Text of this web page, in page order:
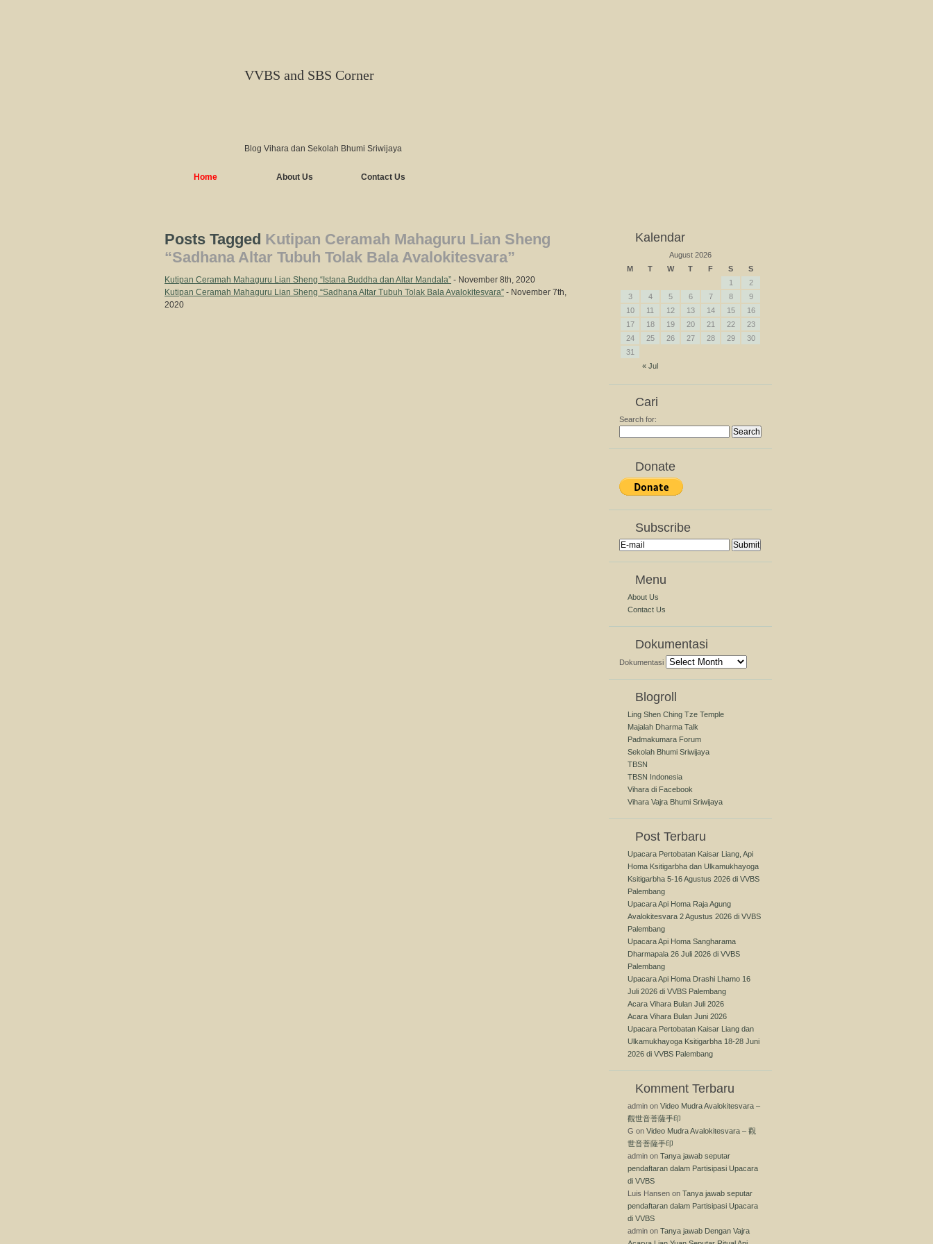
VVBS and SBS Corner
Blog Vihara dan Sekolah Bhumi Sriwijaya
Home About Us Contact Us
Posts Tagged Kutipan Ceramah Mahaguru Lian Sheng
“Sadhana Altar Tubuh Tolak Bala Avalokitesvara”
Kutipan Ceramah Mahaguru Lian Sheng “Istana Buddha dan Altar Mandala” - November 8th, 2020
Kutipan Ceramah Mahaguru Lian Sheng “Sadhana Altar Tubuh Tolak Bala Avalokitesvara” - November 7th,
2020
Kalendar
August 2026
M
T W T F S S
« Jul
1
2
3
4 5 6 7 8
9
10
11 12 13 14 15
16
17
18 19 20 21 22
23
24
25 26 27 28 29
30
31
Cari
Search for:
Donate
Subscribe
Menu
About Us
Contact Us
Dokumentasi
Dokumentasi
Blogroll
Ling Shen Ching Tze Temple
Majalah Dharma Talk
Padmakumara Forum
Sekolah Bhumi Sriwijaya
TBSN
TBSN Indonesia
Vihara di Facebook
Vihara Vajra Bhumi Sriwijaya
Post Terbaru
Upacara Pertobatan Kaisar Liang, Api
Homa Ksitigarbha dan Ulkamukhayoga
Ksitigarbha 5-16 Agustus 2026 di VVBS
Palembang
Upacara Api Homa Raja Agung
Avalokitesvara 2 Agustus 2026 di VVBS
Palembang
Upacara Api Homa Sangharama
Dharmapala 26 Juli 2026 di VVBS
Palembang
Upacara Api Homa Drashi Lhamo 16
Juli 2026 di VVBS Palembang
Acara Vihara Bulan Juli 2026
Acara Vihara Bulan Juni 2026
Upacara Pertobatan Kaisar Liang dan
Ulkamukhayoga Ksitigarbha 18-28 Juni
2026 di VVBS Palembang
Komment Terbaru
admin on Video Mudra Avalokitesvara –
觀世音菩薩手印
G on Video Mudra Avalokitesvara – 觀
世音菩薩手印
admin on Tanya jawab seputar
pendaftaran dalam Partisipasi Upacara
di VVBS
Luis Hansen on Tanya jawab seputar
pendaftaran dalam Partisipasi Upacara
di VVBS
admin on Tanya jawab Dengan Vajra